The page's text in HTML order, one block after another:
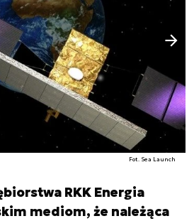
Fot. Sea Launch
Następny slajd
RKK Energia
mediom, że należąca